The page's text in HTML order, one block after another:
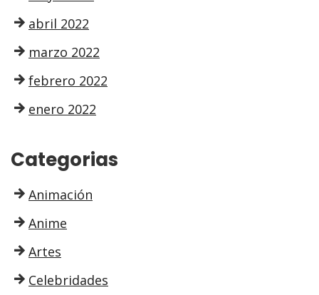
abril 2022
marzo 2022
febrero 2022
enero 2022
Categorias
Animación
Anime
Artes
Celebridades